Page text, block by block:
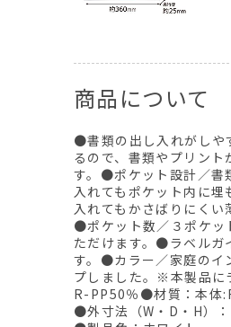
商品について
●書類の出し入れがしや
るので、書類やプリン
す。●ポケット設計／書
入れてもポケット内に
入れてもかさばりにくい
●ポケット数／３ポケッ
ただけます。●ラベルガ
す。●カラー／家庭のイ
プしました。※本製品に
R-PP50％●材質：本体
●外寸法（W・D・H）